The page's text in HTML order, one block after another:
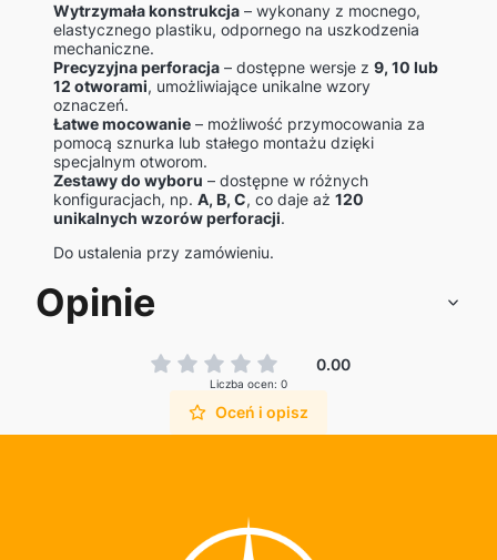
Wytrzymała konstrukcja – wykonany z mocnego,
elastycznego plastiku, odpornego na uszkodzenia
mechaniczne.
Precyzyjna perforacja – dostępne wersje z 9, 10 lub
12 otworami, umożliwiające unikalne wzory
oznaczeń.
Łatwe mocowanie – możliwość przymocowania za
pomocą sznurka lub stałego montażu dzięki
specjalnym otworom.
Zestawy do wyboru – dostępne w różnych
konfiguracjach, np. A, B, C, co daje aż 120
unikalnych wzorów perforacji.
Do ustalenia przy zamówieniu.
Opinie
0.00
Liczba ocen: 0
Oceń i opisz